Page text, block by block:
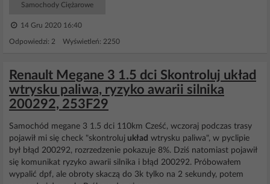
Samochody Ciężarowe
14 Gru 2020 16:40
Odpowiedzi: 2 Wyświetleń: 2250
Renault Megane 3 1.5 dci Skontroluj układ
wtrysku paliwa, ryzyko awarii silnika
200292, 253F29
Samochód megane 3 1.5 dci 110km Cześć, wczoraj podczas trasy
pojawił mi się check "skontroluj układ wtrysku paliwa", w pyclipie
był błąd 200292, rozrzedzenie pokazuje 8%. Dziś natomiast pojawił
się komunikat ryzyko awarii silnika i błąd 200292. Próbowałem
wypalić dpf, ale obroty skaczą do 3k tylko na 2 sekundy, potem